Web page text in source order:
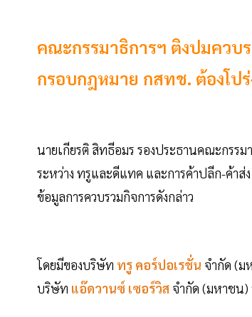
คณะกรรมาธิการฯ ติงปมควบ
กรอบกฎหมาย กสทช. ต้องโป
นายเกียรติ สิทธีอมร รองประธานคณะกรร
ระหว่าง ทรูและดีแทค และการค้าปลีก-ค้า
ข้อมูลการควบรวมกิจการดังกล่าว
โดยมีของบริษัท ทรู คอร์ปอเรชั่น จำกัด (
บริษัท แอ๊ดวานซ์ เซอร์วิส จำกัด (มหาชน)